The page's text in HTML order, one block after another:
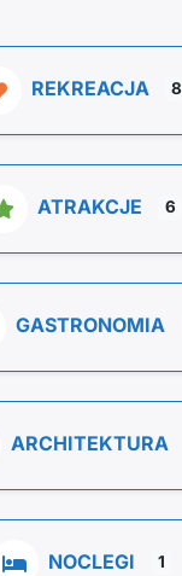
REKREACJA 8
ATRAKCJE 6
GASTRONOMIA
ARCHITEKTURA
NOCLEGI 1